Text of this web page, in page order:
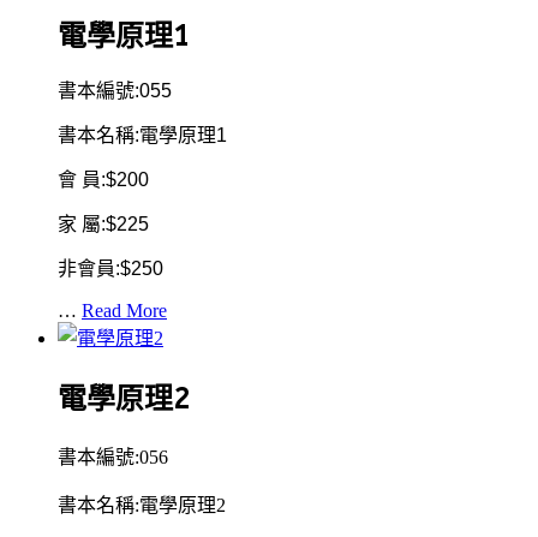
電學原理1
書本編號:055
書本名稱:電學原理1
會 員:$200
家 屬:$225
非會員:$250
… Read More
電學原理2
書本編號:056
書本名稱:電學原理2